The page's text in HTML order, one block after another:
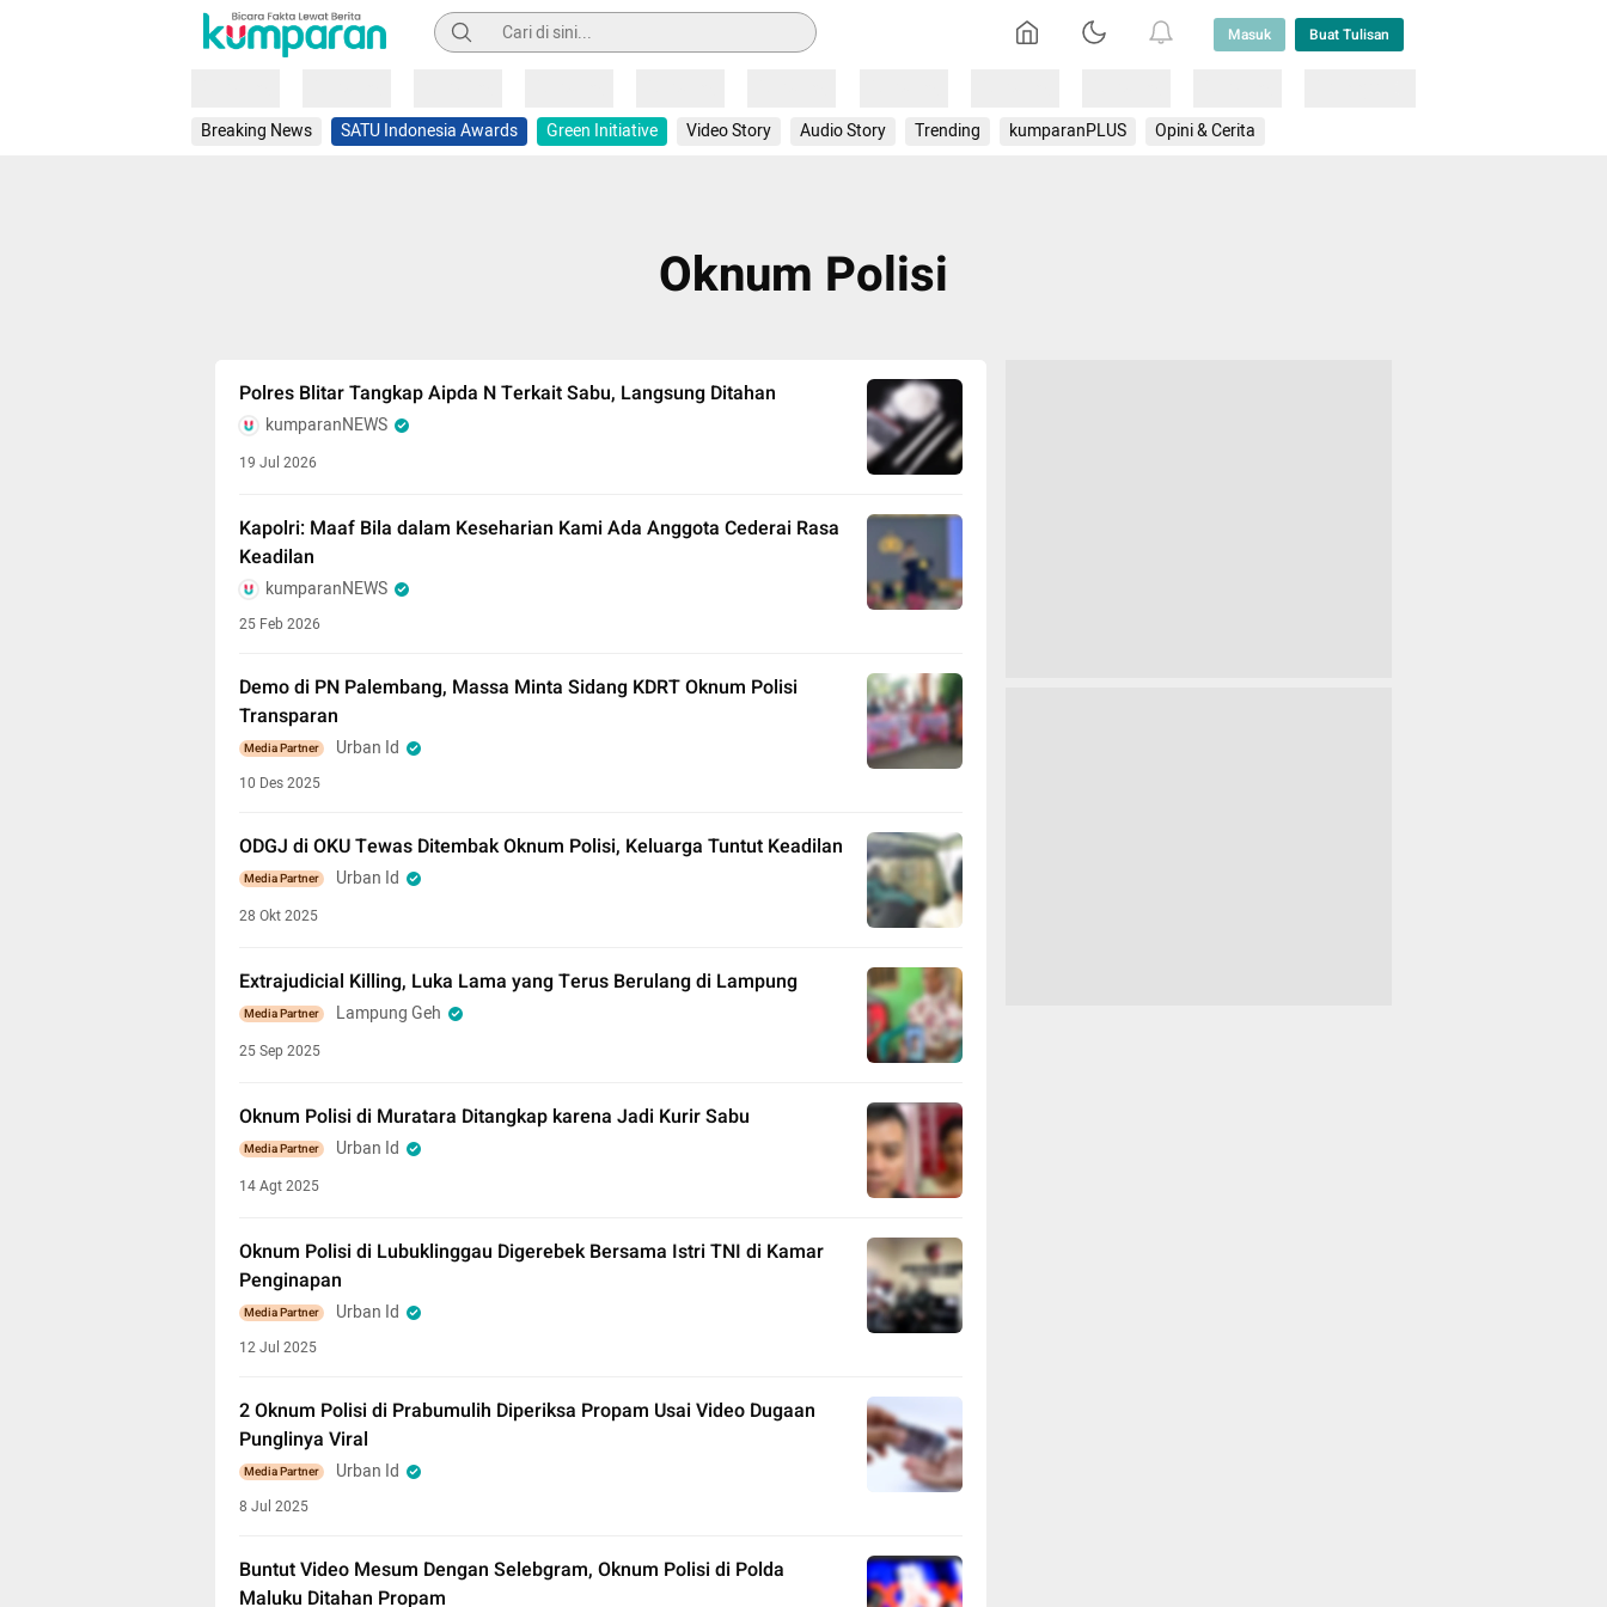
Pencarian Masuk Buat Tulisan
Breaking News SATU Indonesia Awards Green Initiative Video Story Audio Story Trending kumparanPLUS Opini & Cerita
Oknum Polisi
Polres Blitar Tangkap Aipda N Terkait Sabu, Langsung Ditahan
kumparanNEWS
19 Jul 2026
Kapolri: Maaf Bila dalam Keseharian Kami Ada Anggota Cederai Rasa
Keadilan
kumparanNEWS
25 Feb 2026
Demo di PN Palembang, Massa Minta Sidang KDRT Oknum Polisi
Transparan
Media Partner Urban Id
10 Des 2025
ODGJ di OKU Tewas Ditembak Oknum Polisi, Keluarga Tuntut Keadilan
Media Partner Urban Id
28 Okt 2025
Extrajudicial Killing, Luka Lama yang Terus Berulang di Lampung
Media Partner Lampung Geh
25 Sep 2025
Oknum Polisi di Muratara Ditangkap karena Jadi Kurir Sabu
Media Partner Urban Id
14 Agt 2025
Oknum Polisi di Lubuklinggau Digerebek Bersama Istri TNI di Kamar
Penginapan
Media Partner Urban Id
12 Jul 2025
2 Oknum Polisi di Prabumulih Diperiksa Propam Usai Video Dugaan
Punglinya Viral
Media Partner Urban Id
8 Jul 2025
Buntut Video Mesum Dengan Selebgram, Oknum Polisi di Polda
Maluku Ditahan Propam